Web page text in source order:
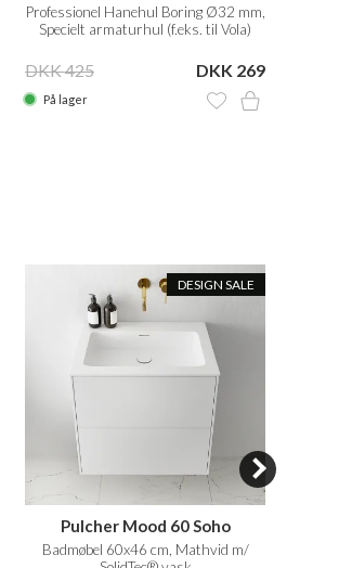
Professionel Hanehul Boring Ø32 mm,
Specielt armaturhul (f.eks. til Vola)
DKK 425 DKK 269
På lager
DESIGN SALE
Pulcher Mood 60 Soho
Badmøbel 60x46 cm, Mathvid m/